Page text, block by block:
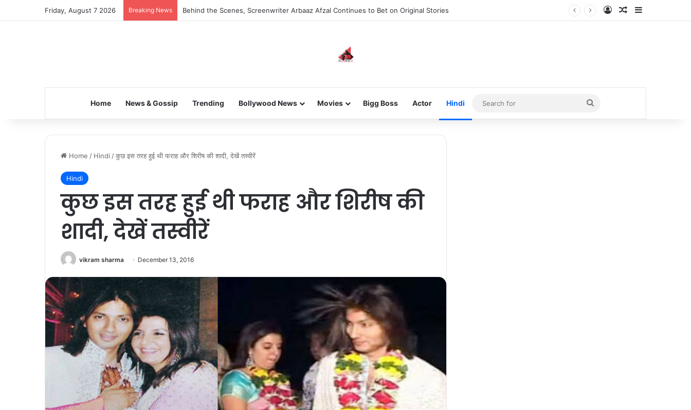
Friday, August 7 2026 Breaking News Inspiring the new-gen with her journey in fashion, meet Jaya Thakur. Log InRandom Article
Home News & Gossip Trending Bollywood News Movies Bigg Boss Actor Hindi
Search
for
Home / Hindi /कुछ इस तरह हुई थी फराह और शिरीष की शादी, देखें तस्वीरें
Hindi
कुछ इस तरह हुई थी फराह और शिरीष की
शादी, देखें तस्वीरें
vikram sharma December 13, 2016